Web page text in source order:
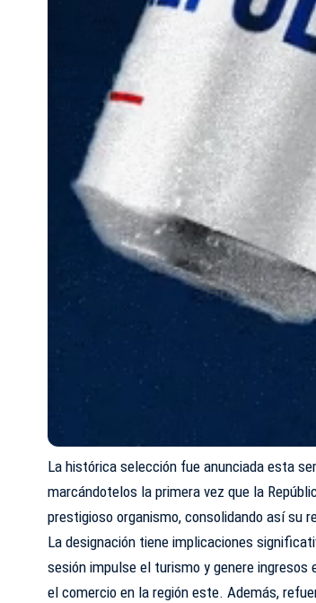
La histórica selección fue anunciada esta
marcándotelos la primera vez que la
prestigioso organismo, consolidando así su
La designación tiene implicaciones
sesión impulse el turismo y genere
el comercio en la región este. Además,